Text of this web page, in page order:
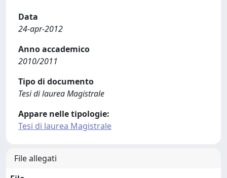
Data
24-apr-2012
Anno accademico
2010/2011
Tipo di documento
Tesi di laurea Magistrale
Appare nelle tipologie:
Tesi di laurea Magistrale
File allegati